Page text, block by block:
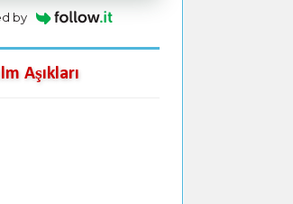
by
Aşıkları